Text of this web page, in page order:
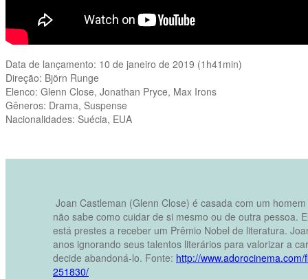
Data de lançamento: 10 de janeiro de 2019 (1h41min)
Direção: Björn Runge
Elenco: Glenn Close, Jonathan Pryce, Max Irons
Gêneros: Drama, Suspense
Nacionalidades: Suécia, EUA
Joan Castleman (Glenn Close) é casada com um
não sabe como cuidar de si mesmo ou de outra pessoa.
está prestes a receber um Prêmio Nobel de literatura.
anos ignorando seus talentos literários para valorizar a
decide abandoná-lo. Fonte: http://
251830/